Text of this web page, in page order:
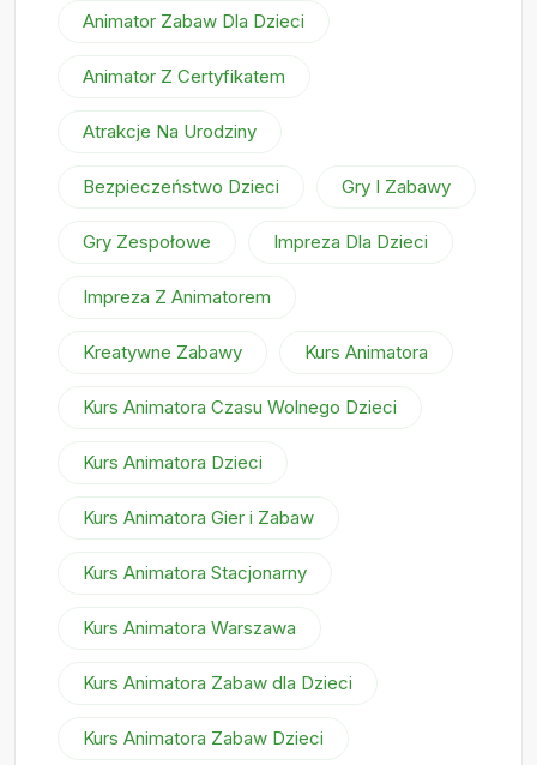
Animator Zabaw Dla Dzieci
Animator Z Certyfikatem
Atrakcje Na Urodziny
Bezpieczeństwo Dzieci Gry I Zabawy
Gry Zespołowe Impreza Dla Dzieci
Impreza Z Animatorem
Kreatywne Zabawy Kurs Animatora
Kurs Animatora Czasu Wolnego Dzieci
Kurs Animatora Dzieci
Kurs Animatora Gier i Zabaw
Kurs Animatora Stacjonarny
Kurs Animatora Warszawa
Kurs Animatora Zabaw dla Dzieci
Kurs Animatora Zabaw Dzieci